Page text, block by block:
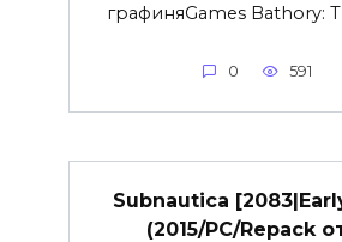
графиняGames Bathory:
0 591
Subnautica
(2015/PC/Repack